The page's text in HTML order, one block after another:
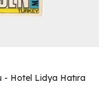
Hotel Lidya Hatıra